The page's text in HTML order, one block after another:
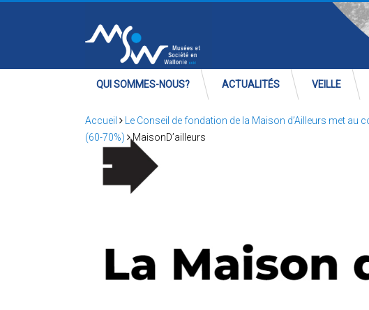
QUI SOMMES-NOUS? ACTUALITÉS VEILLE
Accueil
Le Conseil de fondation de la Maison d’Ailleurs met au
(60-70%)
MaisonD’ailleurs